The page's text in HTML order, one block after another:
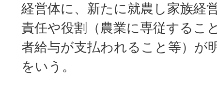
経営体に、新たに就農し家族経
責任や役割（農業に専従するこ
者給与が支払われること等）が
をいう。